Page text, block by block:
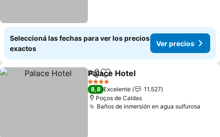
Seleccioná las fechas para ver los precios
exactos
Ver precios
CompartirAñadir a favoritos
Palace Hotel
4 Estrellas
8,8 Excelente
11.527
Poços de Caldas
Baños de inmersión en agua sulfurosa